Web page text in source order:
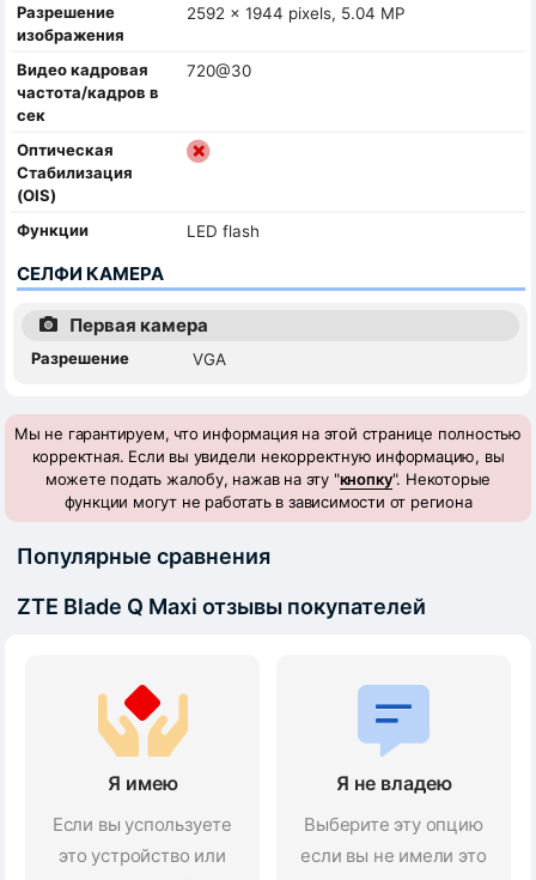
Разрешение
изображения
2592 x 1944 pixels, 5.04 MP
Видео кадровая
частота/кадров в
сек
720@30
Оптическая
Стабилизация
(OIS)
Функции
LED flash
СЕЛФИ КАМЕРА
Первая камера
Разрешение VGA
Мы не гарантируем, что информация на этой странице полностью
корректная. Если вы увидели некорректную информацию, вы
можете подать жалобу, нажав на эту "кнопку". Некоторые
функции могут не работать в зависимости от региона
Популярные сравнения
ZTE Blade Q Maxi отзывы покупателей
Я имею
Если вы успользуете
это устройство или
Я не владею
Выберите эту опцию
если вы не имели это